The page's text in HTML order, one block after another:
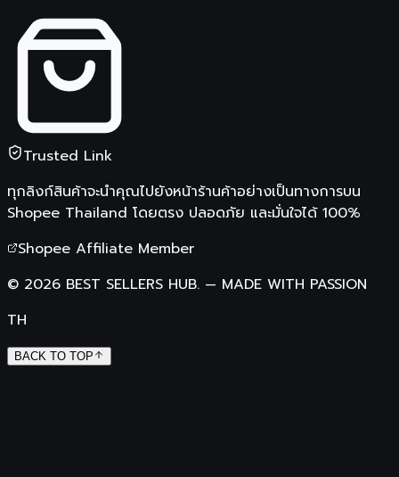
Trusted Link
ทุกลิงก์สินค้าจะนำคุณไปยังหน้าร้านค้าอย่างเป็นทางการบน
Shopee Thailand โดยตรง ปลอดภัย และมั่นใจได้ 100%
Shopee Affiliate Member
© 2026 BEST SELLERS HUB. — MADE WITH PASSION
TH
BACK TO TOP